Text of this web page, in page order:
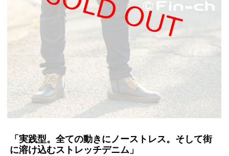
「実践型。全ての動きにノーストレス。そして街
に溶け込むストレッチデニム」